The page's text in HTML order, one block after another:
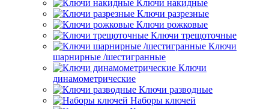
Ключи накидные
Ключи разрезные
Ключи рожковые
Ключи трещоточные
Ключи
шарнирные /шестигранные
Ключи
динамометрические
Ключи разводные
Наборы ключей